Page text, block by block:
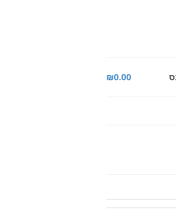
₪0.00